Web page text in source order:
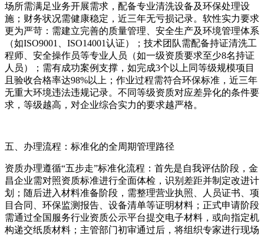
场所需满足业务开展需求，配备专业清洗设备及环保处理设
施；财务状况需健康稳定，近三年无亏损记录。软性实力要求
更为严苛：需建立完善的质量管理、安全生产及环境管理体系
（如ISO9001、ISO14001认证）；技术团队需配备持证清洗工
程师、安全操作员等专业人员（如一级资质要求至少8名持证
人员）；需有成功案例支撑，如完成3个以上同等级规模项目
且验收合格率达98%以上；作业过程需符合环保标准，近三年
无重大环境违法违规记录。不同等级资质对应差异化的条件要
求，等级越高，对企业综合实力的要求越严格。
五、办理流程：标准化的全周期管理路径
资质办理遵循“五步走”标准化流程：首先是自我评估阶段，金
昌企业需对照资质标准进行全面体检，识别差距并制定改进计
划；随后进入材料准备阶段，需整理营业执照、人员证书、项
目合同、环保监测报告、设备清单等证明材料；正式申请阶段
需通过全国服务行业资质公示平台提交电子材料，或向指定机
构递交纸质材料；主管部门初审通过后，将组织专家进行现场